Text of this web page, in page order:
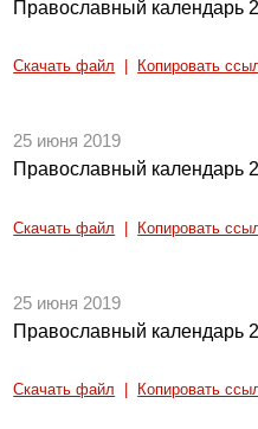
Православный календарь
Скачать файл Копировать
25 июня 2019
Православный календарь
Скачать файл Копировать
25 июня 2019
Православный календарь
Скачать файл Копировать